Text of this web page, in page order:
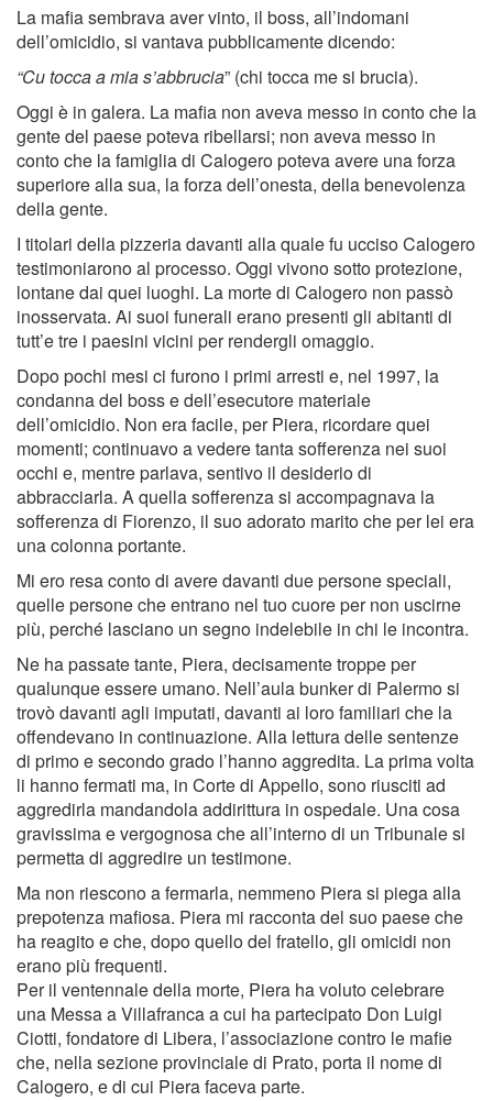
La mafia sembrava aver vinto, il boss, all’indomani
dell’omicidio, si vantava pubblicamente dicendo:
“Cu tocca a mia s’abbrucia” (chi tocca me si brucia).
Oggi è in galera. La mafia non aveva messo in conto che la
gente del paese poteva ribellarsi; non aveva messo in
conto che la famiglia di Calogero poteva avere una forza
superiore alla sua, la forza dell’onesta, della benevolenza
della gente.
I titolari della pizzeria davanti alla quale fu ucciso Calogero
testimoniarono al processo. Oggi vivono sotto protezione,
lontane dai quei luoghi. La morte di Calogero non passò
inosservata. Ai suoi funerali erano presenti gli abitanti di
tutt’e tre i paesini vicini per rendergli omaggio.
Dopo pochi mesi ci furono i primi arresti e, nel 1997, la
condanna del boss e dell’esecutore materiale
dell’omicidio. Non era facile, per Piera, ricordare quei
momenti; continuavo a vedere tanta sofferenza nei suoi
occhi e, mentre parlava, sentivo il desiderio di
abbracciarla. A quella sofferenza si accompagnava la
sofferenza di Fiorenzo, il suo adorato marito che per lei era
una colonna portante.
Mi ero resa conto di avere davanti due persone speciali,
quelle persone che entrano nel tuo cuore per non uscirne
più, perché lasciano un segno indelebile in chi le incontra.
Ne ha passate tante, Piera, decisamente troppe per
qualunque essere umano. Nell’aula bunker di Palermo si
trovò davanti agli imputati, davanti ai loro familiari che la
offendevano in continuazione. Alla lettura delle sentenze
di primo e secondo grado l’hanno aggredita. La prima volta
li hanno fermati ma, in Corte di Appello, sono riusciti ad
aggredirla mandandola addirittura in ospedale. Una cosa
gravissima e vergognosa che all’interno di un Tribunale si
permetta di aggredire un testimone.
Ma non riescono a fermarla, nemmeno Piera si piega alla
prepotenza mafiosa. Piera mi racconta del suo paese che
ha reagito e che, dopo quello del fratello, gli omicidi non
erano più frequenti.
Per il ventennale della morte, Piera ha voluto celebrare
una Messa a Villafranca a cui ha partecipato Don Luigi
Ciotti, fondatore di Libera, l’associazione contro le mafie
che, nella sezione provinciale di Prato, porta il nome di
Calogero, e di cui Piera faceva parte.